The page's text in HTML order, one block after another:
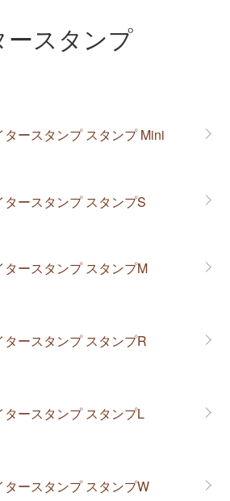
ースタンプ
タースタンプ スタンプ Mini
タースタンプ スタンプS
タースタンプ スタンプM
タースタンプ スタンプR
タースタンプ スタンプL
タースタンプ スタンプW